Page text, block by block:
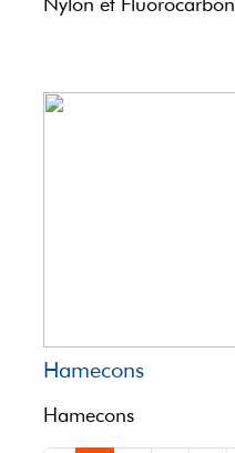
Hamecons
Hamecons